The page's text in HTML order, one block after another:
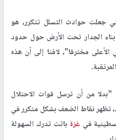
جعلت حوادث التسلل تتكرر، هو
الجدار تحت الأرض حول حدود
مخترقا"، لافتا إلى أن هذه
"بدلا من أن ترسل قوات الاحتلال
تظهر نقاط الضعف بشكل متكرر في
في غزة باتت تدرك السهولة